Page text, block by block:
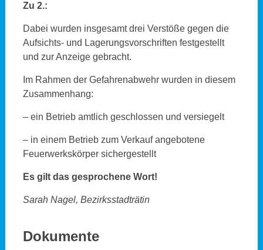
Zu 2.:
Dabei wurden insgesamt drei Verstöße gegen die
Aufsichts- und Lagerungsvorschriften festgestellt
und zur Anzeige gebracht.
Im Rahmen der Gefahrenabwehr wurden in diesem
Zusammenhang:
– ein Betrieb amtlich geschlossen und versiegelt
– in einem Betrieb zum Verkauf angebotene
Feuerwerkskörper sichergestellt
Es gilt das gesprochene Wort!
Sarah Nagel, Bezirksstadträtin
Dokumente